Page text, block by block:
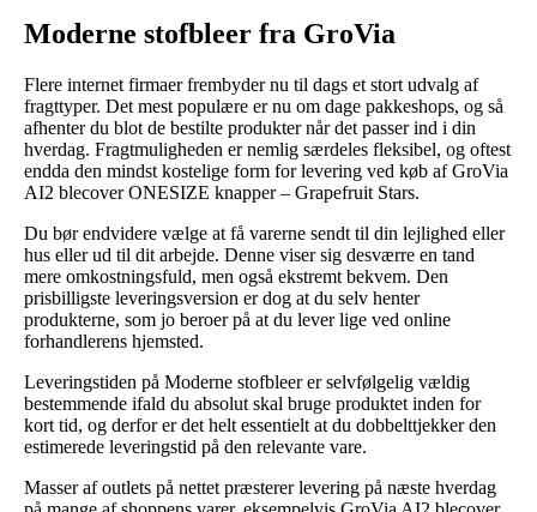
Moderne stofbleer fra GroVia
Flere internet firmaer frembyder nu til dags et stort udvalg af
fragttyper. Det mest populære er nu om dage pakkeshops, og så
afhenter du blot de bestilte produkter når det passer ind i din
hverdag. Fragtmuligheden er nemlig særdeles fleksibel, og oftest
endda den mindst kostelige form for levering ved køb af GroVia
AI2 blecover ONESIZE knapper – Grapefruit Stars.
Du bør endvidere vælge at få varerne sendt til din lejlighed eller
hus eller ud til dit arbejde. Denne viser sig desværre en tand
mere omkostningsfuld, men også ekstremt bekvem. Den
prisbilligste leveringsversion er dog at du selv henter
produkterne, som jo beroer på at du lever lige ved online
forhandlerens hjemsted.
Leveringstiden på Moderne stofbleer er selvfølgelig vældig
bestemmende ifald du absolut skal bruge produktet inden for
kort tid, og derfor er det helt essentielt at du dobbelttjekker den
estimerede leveringstid på den relevante vare.
Masser af outlets på nettet præsterer levering på næste hverdag